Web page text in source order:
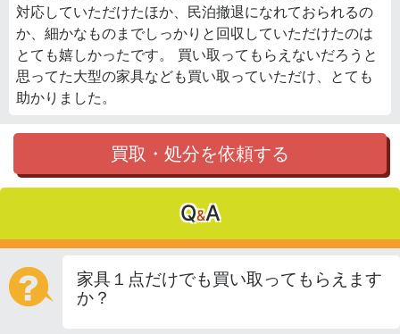
対応していただけたほか、民泊撤退になれておられるの
か、細かなものまでしっかりと回収していただけたのは
とても嬉しかったです。 買い取ってもらえないだろうと
思ってた大型の家具なども買い取っていただけ、とても
助かりました。
買取・処分を依頼する
Q&A
家具１点だけでも買い取ってもらえます
か？